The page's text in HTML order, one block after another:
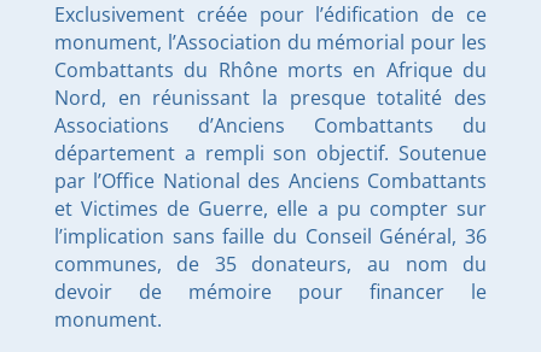
Exclusivement créée pour l’édification de ce
monument, l’Association du mémorial pour les
Combattants du Rhône morts en Afrique du
Nord, en réunissant la presque totalité des
Associations d’Anciens Combattants du
département a rempli son objectif. Soutenue
par l’Office National des Anciens Combattants
et Victimes de Guerre, elle a pu compter sur
l’implication sans faille du Conseil Général, 36
communes, de 35 donateurs, au nom du
devoir de mémoire pour financer le
monument.